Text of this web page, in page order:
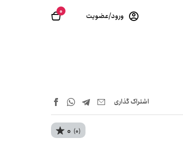
0 ورود/عضویت
اشتراک‌ گذاری
0 (0)